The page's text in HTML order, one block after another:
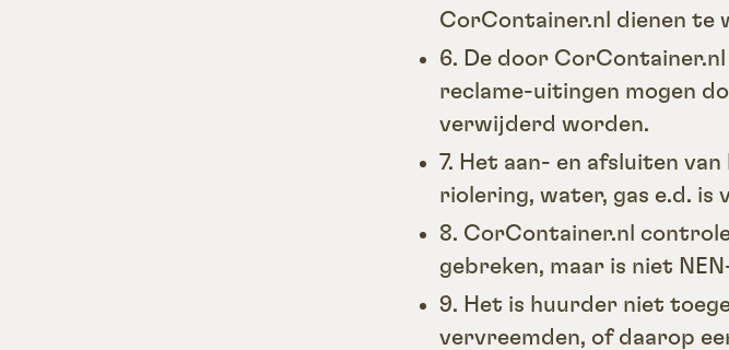
CorContainer.nl dienen te
6. De door
reclame-uitingen mogen
verwijderd worden.
7. Het aan- en afsluiten
riolering, water, gas e.d. is
8. CorContainer.nl
gebreken, maar is niet
9. Het is huurder niet
vervreemden, of daarop